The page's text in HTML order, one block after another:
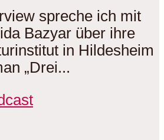
spreche ich mit
Bazyar über ihre
in Hildesheim
„Drei...